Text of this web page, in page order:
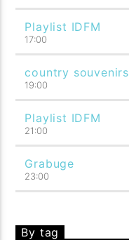
Playlist IDFM
17:00
country souvenirs
19:00
Playlist IDFM
21:00
Grabuge
23:00
By tag